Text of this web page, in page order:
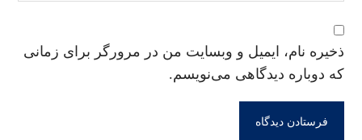
ذخیره نام، ایمیل و وبسایت من در مرورگر برای زمانی
که دوباره دیدگاهی می‌نویسم.